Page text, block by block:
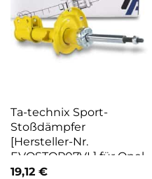
Ta-technix Sport-
Stoßdämpfer
[Hersteller-Nr.
EVOSTOP07VL] für Opel
19,12 €